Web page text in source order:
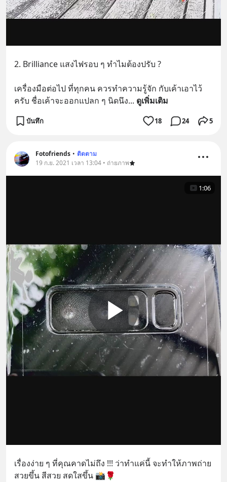
2. Brilliance แสงไฟรอบ ๆ ทำไมต้องปรับ ?
เครื่องมือต่อไป ที่ทุกคน ควรทำความรู้จัก กับเค้าเอาไว้
ครับ ชื่อเค้าจะออกแปลก ๆ นิดนึง... ดูเพิ่มเติม
บันทึก 18 24 5
Fotofriends • ติดตาม
19 ก.ย. 2021 เวลา 13:04 • ถ่ายภาพ
1:06
เรื่องง่าย ๆ ที่คุณคาดไม่ถึง !!! ว่าทำแค่นี้ จะทำให้ภาพถ่าย
สวยขึ้น สีสวย สดใสขึ้น 📸🌹